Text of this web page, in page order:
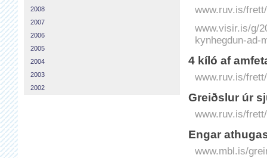
www.ruv.is/
www.visir.is/g/
kynhegdun-ad-
4 kíló af
www.ruv.is/
Greiðslur úr
www.ruv.is/
Engar
www.mbl.is/
2008
2007
2006
2005
2004
2003
2002